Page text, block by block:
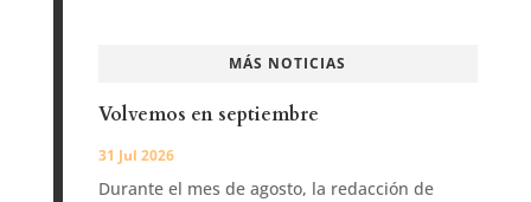
MÁS NOTICIAS
Volvemos en septiembre
31 Jul 2026
Durante el mes de agosto, la redacción de